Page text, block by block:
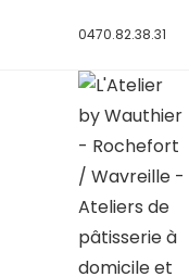
0470.82.38.31